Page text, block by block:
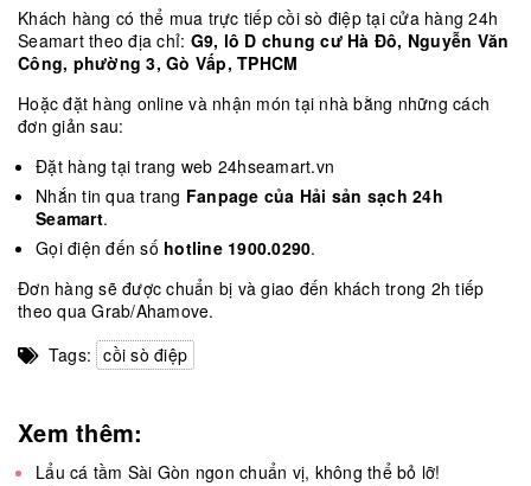
Khách hàng có thể mua trực tiếp cồi sò điệp tại cửa hàng 24h
Seamart theo địa chỉ: G9, lô D chung cư Hà Đô, Nguyễn Văn
Công, phường 3, Gò Vấp, TPHCM
Hoặc đặt hàng online và nhận món tại nhà bằng những cách
đơn giản sau:
Đặt hàng tại trang web 24hseamart.vn
Nhắn tin qua trang Fanpage của Hải sản sạch 24h
Seamart.
Gọi điện đến số hotline 1900.0290.
Đơn hàng sẽ được chuẩn bị và giao đến khách trong 2h tiếp
theo qua Grab/Ahamove.
Tags: cồi sò điệp
Xem thêm:
Lẩu cá tầm Sài Gòn ngon chuẩn vị, không thể bỏ lỡ!